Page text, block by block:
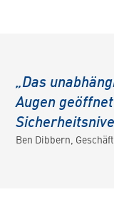
„Das
Augen
Ben Dibbern,